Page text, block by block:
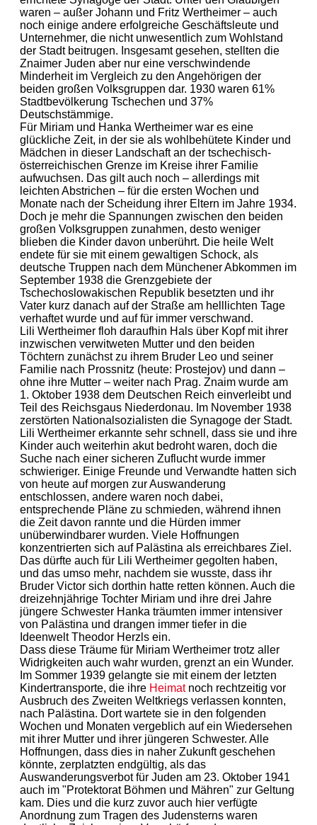
waren – außer Johann und Fritz Wertheimer – auch
noch einige andere erfolgreiche Geschäftsleute und
Unternehmer, die nicht unwesentlich zum Wohlstand
der Stadt beitrugen. Insgesamt gesehen, stellten die
Znaimer Juden aber nur eine verschwindende
Minderheit im Vergleich zu den Angehörigen der
beiden großen Volksgruppen dar. 1930 waren 61%
Stadtbevölkerung Tschechen und 37%
Deutschstämmige.
Für Miriam und Hanka Wertheimer war es eine
glückliche Zeit, in der sie als wohlbehütete Kinder und
Mädchen in dieser Landschaft an der tschechisch-
österreichischen Grenze im Kreise ihrer Familie
aufwuchsen. Das gilt auch noch – allerdings mit
leichten Abstrichen – für die ersten Wochen und
Monate nach der Scheidung ihrer Eltern im Jahre 1934.
Doch je mehr die Spannungen zwischen den beiden
großen Volksgruppen zunahmen, desto weniger
blieben die Kinder davon unberührt. Die heile Welt
endete für sie mit einem gewaltigen Schock, als
deutsche Truppen nach dem Münchener Abkommen im
September 1938 die Grenzgebiete der
Tschechoslowakischen Republik besetzten und ihr
Vater kurz danach auf der Straße am helllichten Tage
verhaftet wurde und auf für immer verschwand.
Lili Wertheimer floh daraufhin Hals über Kopf mit ihrer
inzwischen verwitweten Mutter und den beiden
Töchtern zunächst zu ihrem Bruder Leo und seiner
Familie nach Prossnitz (heute: Prostejov) und dann –
ohne ihre Mutter – weiter nach Prag. Znaim wurde am
1. Oktober 1938 dem Deutschen Reich einverleibt und
Teil des Reichsgaus Niederdonau. Im November 1938
zerstörten Nationalsozialisten die Synagoge der Stadt.
Lili Wertheimer erkannte sehr schnell, dass sie und ihre
Kinder auch weiterhin akut bedroht waren, doch die
Suche nach einer sicheren Zuflucht wurde immer
schwieriger. Einige Freunde und Verwandte hatten sich
von heute auf morgen zur Auswanderung
entschlossen, andere waren noch dabei,
entsprechende Pläne zu schmieden, während ihnen
die Zeit davon rannte und die Hürden immer
unüberwindbarer wurden. Viele Hoffnungen
konzentrierten sich auf Palästina als erreichbares Ziel.
Das dürfte auch für Lili Wertheimer gegolten haben,
und das umso mehr, nachdem sie wusste, dass ihr
Bruder Victor sich dorthin hatte retten können. Auch die
dreizehnjährige Tochter Miriam und ihre drei Jahre
jüngere Schwester Hanka träumten immer intensiver
von Palästina und drangen immer tiefer in die
Ideenwelt Theodor Herzls ein.
Dass diese Träume für Miriam Wertheimer trotz aller
Widrigkeiten auch wahr wurden, grenzt an ein Wunder.
Im Sommer 1939 gelangte sie mit einem der letzten
Kindertransporte, die ihre Heimatnoch rechtzeitig vor
Ausbruch des Zweiten Weltkriegs verlassen konnten,
nach Palästina. Dort wartete sie in den folgenden
Wochen und Monaten vergeblich auf ein Wiedersehen
mit ihrer Mutter und ihrer jüngeren Schwester. Alle
Hoffnungen, dass dies in naher Zukunft geschehen
könnte, zerplatzten endgültig, als das
Auswanderungsverbot für Juden am 23. Oktober 1941
auch im "Protektorat Böhmen und Mähren" zur Geltung
kam. Dies und die kurz zuvor auch hier verfügte
Anordnung zum Tragen des Judensterns waren